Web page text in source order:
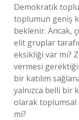
Demokratik
toplumun geniş
beklenir. Ancak,
elit gruplar
eksikliği var mı?
vermesi
bir katılım
yalnızca belli bir
olarak toplumsal
mi?